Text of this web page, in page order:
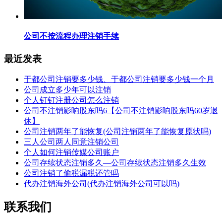
公司不按流程办理注销手续
最近发表
于都公司注销要多少钱、于都公司注销要多少钱一个月
公司成立多少年可以注销
个人钉钉注册公司怎么注销
公司不注销影响股东吗6【公司不注销影响股东吗60岁退
休】
公司注销两年了能恢复(公司注销两年了能恢复原状吗)
三人公司两人同意注销公司
个人如何注销传媒公司账户
公司存续状态注销多久—公司存续状态注销多久生效
公司注销了偷税漏税还管吗
代办注销海外公司(代办注销海外公司可以吗)
联系我们